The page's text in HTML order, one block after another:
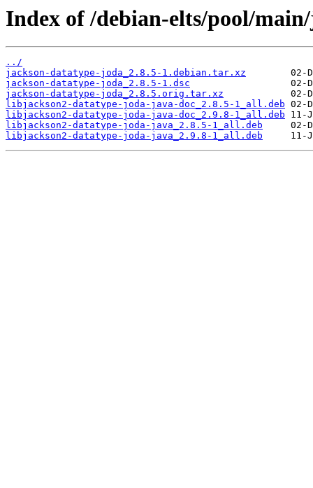
Index of /debian-elts/pool/
../
jackson-datatype-joda_2.8.5-1.debian.tar.xz
jackson-datatype-joda_2.8.5-1.dsc
jackson-datatype-joda_2.8.5.orig.tar.xz
libjackson2-datatype-joda-java-doc_2.8.5-1_all.deb
libjackson2-datatype-joda-java-doc_2.9.8-1_all.deb
libjackson2-datatype-joda-java_2.8.5-1_all.deb
libjackson2-datatype-joda-java_2.9.8-1_all.deb